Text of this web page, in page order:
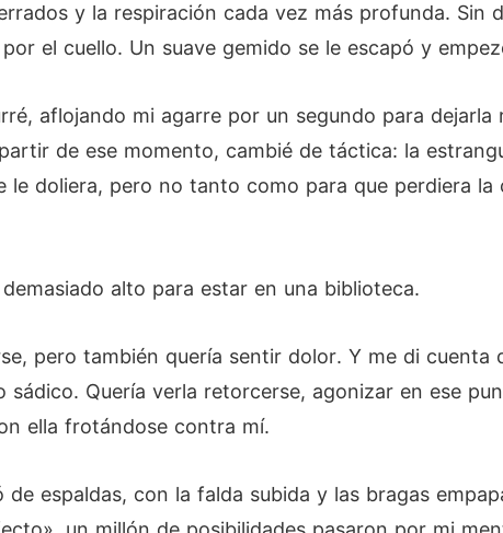
y la respiración cada vez más profunda. Sin
el cuello. Un suave gemido se le escapó y
aflojando mi agarre por un segundo para
de ese momento, cambié de táctica: la
doliera, pero no tanto como para que perdiera la
alto para estar en una biblioteca.
pero también quería sentir dolor. Y me di cuenta
Quería verla retorcerse, agonizar en ese
ella frotándose contra mí.
espaldas, con la falda subida y las bragas